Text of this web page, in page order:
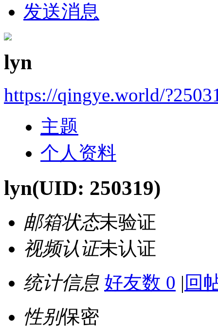
发送消息
lyn
https://qingye.world/
主题
个人资料
lyn(UID: 250319)
邮箱状态未验证
视频认证未认证
统计信息 好友数 0 | 回
性别保密